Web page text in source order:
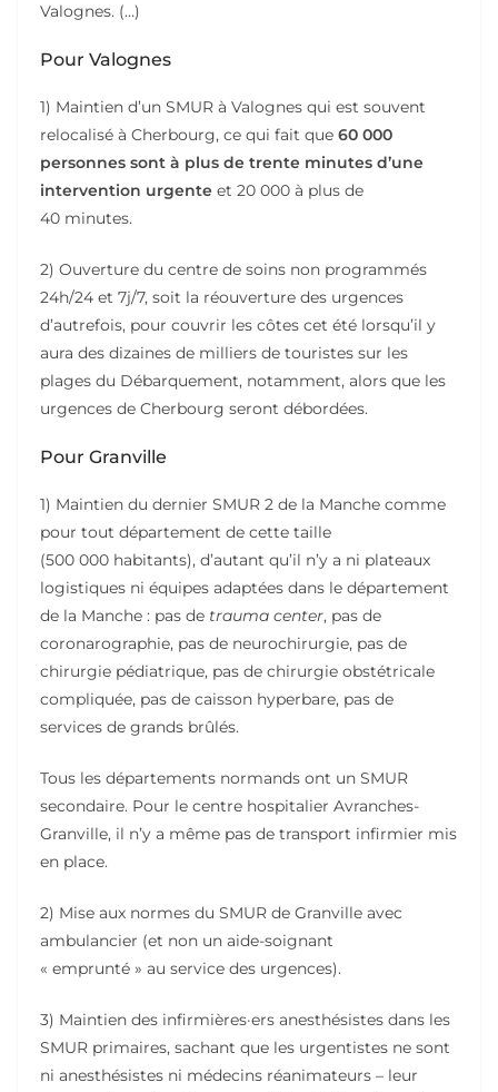
Valognes. (…)
Pour Valognes
1) Maintien d’un SMUR à Valognes qui est souvent
relocalisé à Cherbourg, ce qui fait que 60 000
personnes sont à plus de trente minutes d’une
intervention urgente et 20 000 à plus de
40 minutes.
2) Ouverture du centre de soins non programmés
24h/24 et 7j/7, soit la réouverture des urgences
d’autrefois, pour couvrir les côtes cet été lorsqu’il y
aura des dizaines de milliers de touristes sur les
plages du Débarquement, notamment, alors que les
urgences de Cherbourg seront débordées.
Pour Granville
1) Maintien du dernier SMUR 2 de la Manche comme
pour tout département de cette taille
(500 000 habitants), d’autant qu’il n’y a ni plateaux
logistiques ni équipes adaptées dans le département
de la Manche : pas de trauma center, pas de
coronarographie, pas de neurochirurgie, pas de
chirurgie pédiatrique, pas de chirurgie obstétricale
compliquée, pas de caisson hyperbare, pas de
services de grands brûlés.
Tous les départements normands ont un SMUR
secondaire. Pour le centre hospitalier Avranches-
Granville, il n’y a même pas de transport infirmier mis
en place.
2) Mise aux normes du SMUR de Granville avec
ambulancier (et non un aide-soignant
« emprunté » au service des urgences).
3) Maintien des infirmières·ers anesthésistes dans les
SMUR primaires, sachant que les urgentistes ne sont
ni anesthésistes ni médecins réanimateurs – leur